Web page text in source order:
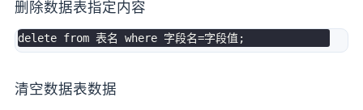
删除数据表指定内容
delete from 表名 where 字段名=字段值 ;
清空数据表数据